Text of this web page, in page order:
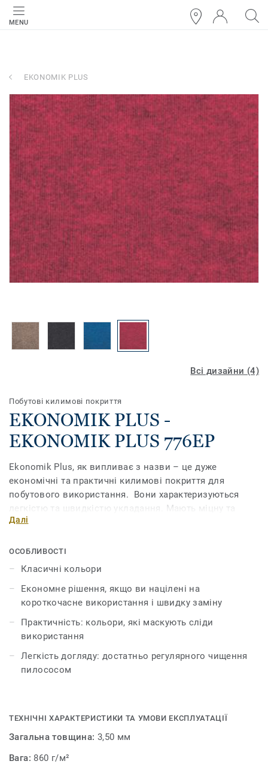
MENU
EKONOMIK PLUS
Всі дизайни (4)
Побутові килимові покриття
EKONOMIK PLUS -
EKONOMIK PLUS 776EP
Ekonomik Plus, як випливає з назви – це дуже
економічні та практичні килимові покриття для
побутового використання. Вони характеризуються
легкістю та швидкістю укладання. Мають міцну та
надійну конструкцію, невибагливі у догляді та чудово
Далі
ОСОБЛИВОСТІ
Класичні кольори
Економне рішення, якщо ви націлені на
короткочасне використання і швидку заміну
Практичність: кольори, які маскують сліди
використання
Легкість догляду: достатньо регулярного чищення
пилососом
ТЕХНІЧНІ ХАРАКТЕРИСТИКИ ТА УМОВИ ЕКСПЛУАТАЦІЇ
Загальна товщина: 3,50 мм
Вага: 860 г/м²